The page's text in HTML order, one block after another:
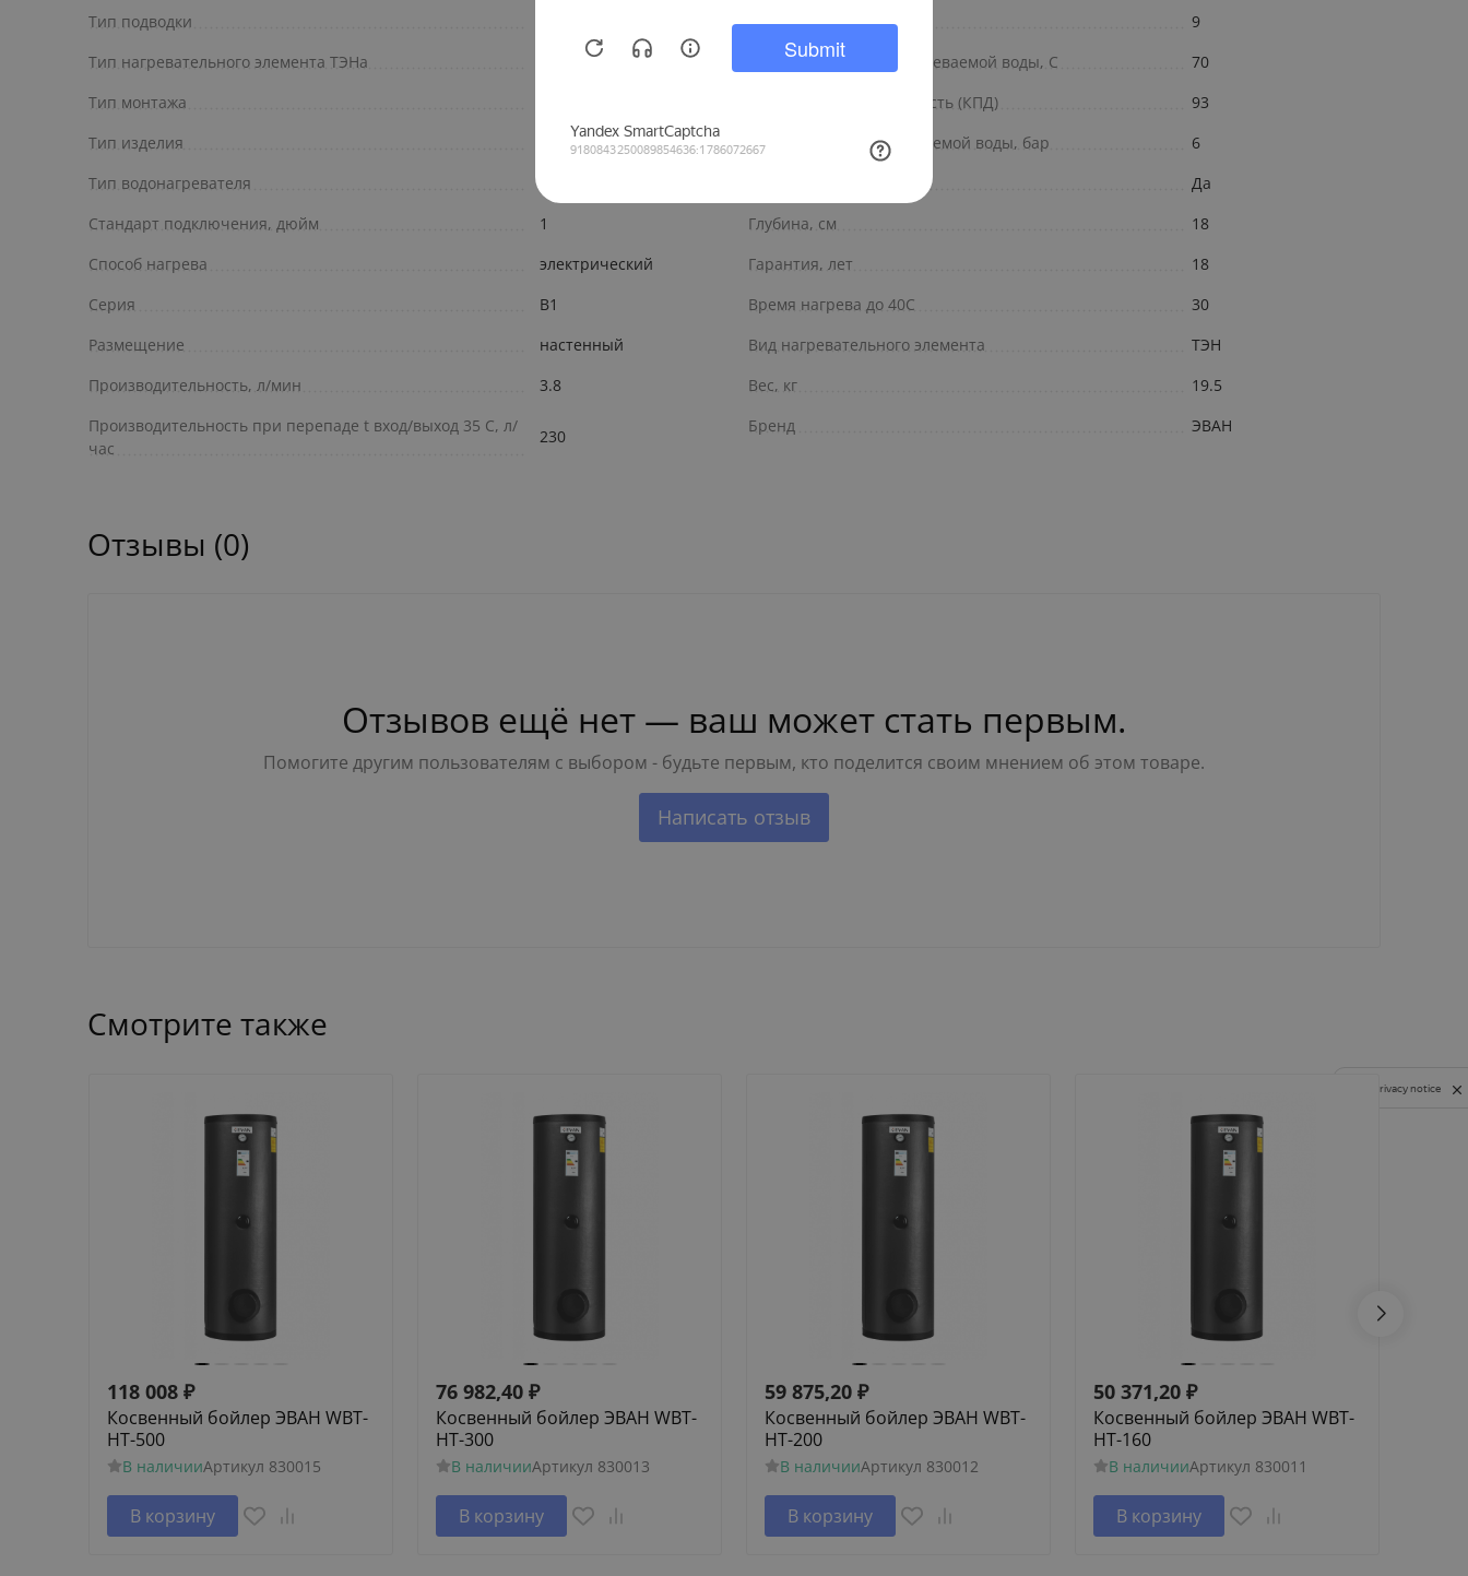
Тип подводки
Тип нагревательного элемента ТЭНа
Мокрый
Тип монтажа
Тип изделия
водонагреватель
Тип водонагревателя
Стандарт подключения, дюйм
1
Способ нагрева
электрический
Серия
В1
Размещение
настенный
Производительность, л/мин
3.8
Производительность при перепаде t вход/выход 35 С, л/
час
230
Мощность, кВт
9
Макс. температура нагреваемой воды, С
70
Макс. производительность (КПД)
93
Макс. давление нагреваемой воды, бар
6
Да
Глубина, см
18
Гарантия, лет
18
Время нагрева до 40С
30
Вид нагревательного элемента
ТЭН
Вес, кг
19.5
Бренд
ЭВАН
Отзывы (0)
Отзывов ещё нет — ваш может стать первым.
Помогите другим пользователям с выбором - будьте первым, кто поделится своим мнением об этом товаре.
Написать отзыв
Смотрите также
118 008 ₽
Косвенный бойлер ЭВАН WBT-
HT-500
В наличииАртикул 830015
В корзину
76 982,40 ₽
Косвенный бойлер ЭВАН WBT-
HT-300
В наличииАртикул 830013
В корзину
59 875,20 ₽
Косвенный бойлер ЭВАН WBT-
HT-200
В наличииАртикул 830012
В корзину
50 371,20 ₽
Косвенный бойлер ЭВАН WBT-
HT-160
В наличииАртикул 830011
В корзину
Privacy notice